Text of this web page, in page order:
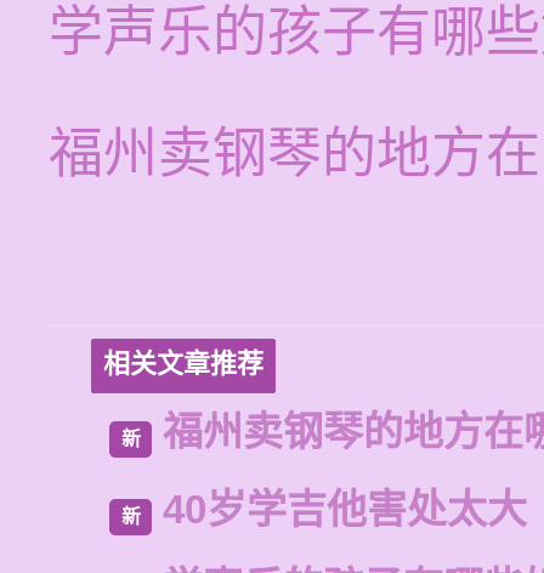
学声乐的孩子有哪
福州卖钢琴的地方
相关文章推荐
新 福州卖钢琴的地方在
新
40岁学吉他害处太大